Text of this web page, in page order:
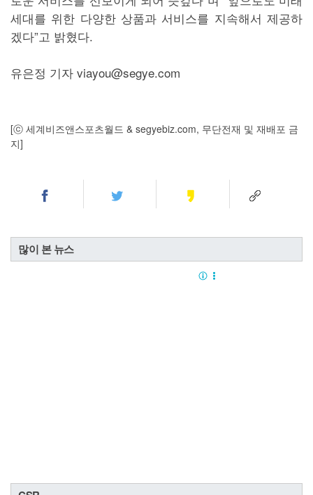
세대를 위한 다양한 상품과 서비스를 지속해서 제공하
겠다”고 밝혔다.
유은정 기자 viayou@segye.com
[ⓒ 세계비즈앤스포츠월드 & segyebiz.com, 무단전재 및 재배포 금
지]
많이 본 뉴스